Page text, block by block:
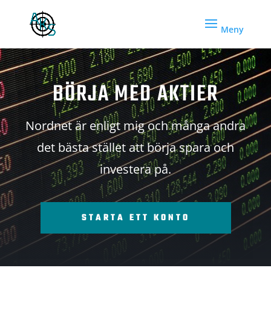
BÖRJA MED AKTIER
Nordnet är enligt mig och många andra
det bästa stället att börja spara och
investera på.
STARTA ETT KONTO